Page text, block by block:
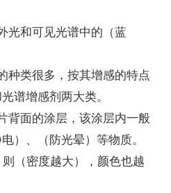
和可见光谱中的（蓝
类很多，按其增感的特点
谱增感剂两大类。
面的涂层，该涂层内一般
）、（防光晕）等物质。
（密度越大），颜色也越